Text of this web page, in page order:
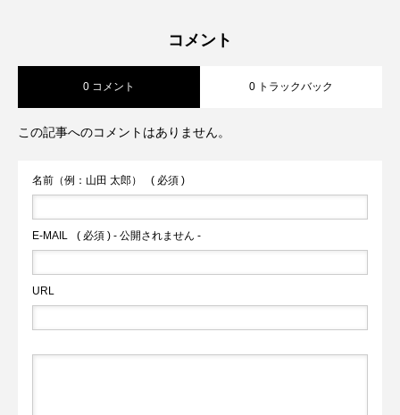
CLOCHE
コメント
0 コメント 0 トラックバック
この記事へのコメントはありません。
名前（例：山田 太郎） ( 必須 )
E-MAIL ( 必須 ) - 公開されません -
URL